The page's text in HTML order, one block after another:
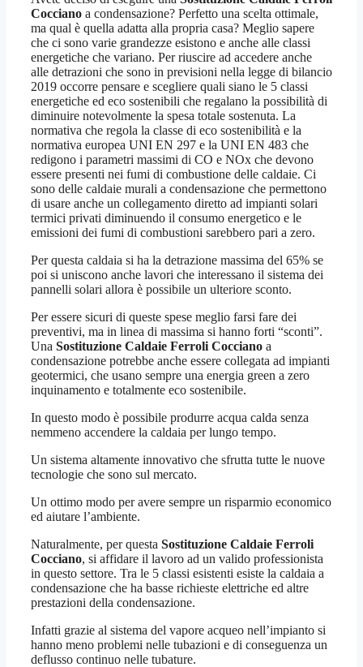
Cocciano a condensazione? Perfetto una scelta ottimale,
ma qual è quella adatta alla propria casa? Meglio sapere
che ci sono varie grandezze esistono e anche alle classi
energetiche che variano. Per riuscire ad accedere anche
alle detrazioni che sono in previsioni nella legge di bilancio
2019 occorre pensare e scegliere quali siano le 5 classi
energetiche ed eco sostenibili che regalano la possibilità di
diminuire notevolmente la spesa totale sostenuta. La
normativa che regola la classe di eco sostenibilità e la
normativa europea UNI EN 297 e la UNI EN 483 che
redigono i parametri massimi di CO e NOx che devono
essere presenti nei fumi di combustione delle caldaie. Ci
sono delle caldaie murali a condensazione che permettono
di usare anche un collegamento diretto ad impianti solari
termici privati diminuendo il consumo energetico e le
emissioni dei fumi di combustioni sarebbero pari a zero.
Per questa caldaia si ha la detrazione massima del 65% se
poi si uniscono anche lavori che interessano il sistema dei
pannelli solari allora è possibile un ulteriore sconto.
Per essere sicuri di queste spese meglio farsi fare dei
preventivi, ma in linea di massima si hanno forti “sconti”.
Una Sostituzione Caldaie Ferroli Cocciano a
condensazione potrebbe anche essere collegata ad impianti
geotermici, che usano sempre una energia green a zero
inquinamento e totalmente eco sostenibile.
In questo modo è possibile produrre acqua calda senza
nemmeno accendere la caldaia per lungo tempo.
Un sistema altamente innovativo che sfrutta tutte le nuove
tecnologie che sono sul mercato.
Un ottimo modo per avere sempre un risparmio economico
ed aiutare l’ambiente.
Naturalmente, per questa Sostituzione Caldaie Ferroli
Cocciano, si affidare il lavoro ad un valido professionista
in questo settore. Tra le 5 classi esistenti esiste la caldaia a
condensazione che ha basse richieste elettriche ed altre
prestazioni della condensazione.
Infatti grazie al sistema del vapore acqueo nell’impianto si
hanno meno problemi nelle tubazioni e di conseguenza un
deflusso continuo nelle tubature.